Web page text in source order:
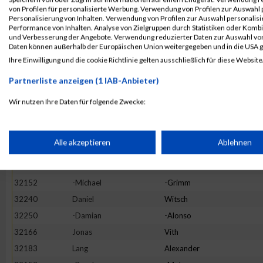
32221
-Ludwig -Strobl
32114
-Matthias -Fuchs
32235
Korbinian Sieber
32119
-Florian
32128
-Bernd
32248
-Dominik -Mölter
Christian
32152
-Michael -Grimm
32240
Daniel Witsch
32250
-Damian -Alonso
32166
Jonas Vith
32183
Lang Alexander
von Profilen für personalisierte Werbung. Verwendung von Profilen zur
Personalisierung von Inhalten. Verwendung von Profilen zur Auswahl
Performance von Inhalten. Analyse von Zielgruppen durch Statistiken oder
und Verbesserung der Angebote. Verwendung reduzierter Daten zur Auswahl
Daten können außerhalb der Europäischen Union weitergegeben und in die USA
Ihre Einwilligung und die cookie Richtlinie gelten ausschließlich für diese
Partnerliste anzeigen (1 IAB-Anbieter)
Wir nutzen Ihre Daten für folgende Zwecke:
Speichern von oder Zugriff auf Informationen auf einem
Erstellung von Profilen für personalisierte Werbung
Verwendung von Profilen zur Auswahl personalisierter Werbung
Alle akzeptieren Ablehnen